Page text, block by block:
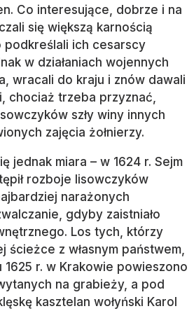
Co interesujące, dobrze i na
się większą karnością
podkreślali ich cesarscy
w działaniach wojennych
wracali do kraju i znów dawali
chociaż trzeba przyznać,
szły winy innych
zajęcia żołnierzy.
jednak miara – w 1624 r. Sejm
rozboje lisowczyków
narażonych
gdyby zaistniało
Los tych, którzy
ścieżce z własnym państwem,
1625 r. w Krakowie powieszono
na grabieży, a pod
kasztelan wołyński Karol